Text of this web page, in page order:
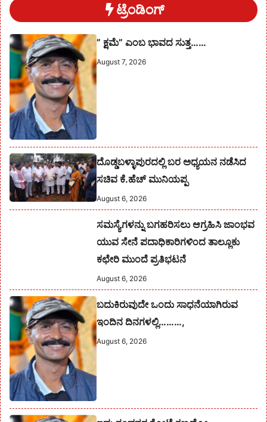
ಟ್ರೆಂಡಿಂಗ್
” ಕ್ಷಮೆ” ಎಂಬ ಭಾವದ ಸುತ್ತ……
August 7, 2026
ದೊಡ್ಡಬಳ್ಳಾಪುರದಲ್ಲಿ ಬರ ಅಧ್ಯಯನ ನಡೆಸಿದ
ಸಚಿವ ಕೆ.ಹೆಚ್ ಮುನಿಯಪ್ಪ
August 6, 2026
ಸಮಸ್ಯೆಗಳನ್ನು ಬಗಹರಿಸಲು ಆಗ್ರಹಿಸಿ ಜಾಂಭವ
ಯುವ ಸೇನೆ ಪದಾಧಿಕಾರಿಗಳಿಂದ ತಾಲ್ಲೂಕು
ಕಛೇರಿ ಮುಂದೆ ಪ್ರತಿಭಟನೆ
August 6, 2026
ಬದುಕಿರುವುದೇ ಒಂದು ಸಾಧನೆಯಾಗಿರುವ
ಇಂದಿನ ದಿನಗಳಲ್ಲಿ………,
August 6, 2026